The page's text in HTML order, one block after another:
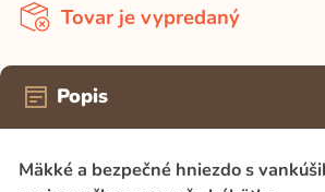
Tovar je vypredaný
Popis
Mäkké a bezpečné hniezdo s